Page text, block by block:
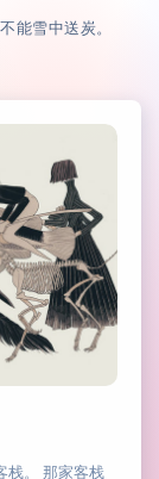
能雪中送炭。
栈。 那家客栈